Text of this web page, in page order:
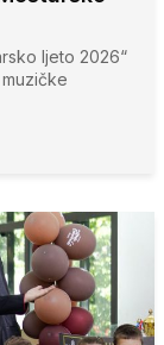
ljeto 2026“